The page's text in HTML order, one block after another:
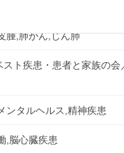
腫,肺がん,じん肺
スト疾患・患者と家族の会
ンタルヘルス,精神疾患
,脳心臓疾患